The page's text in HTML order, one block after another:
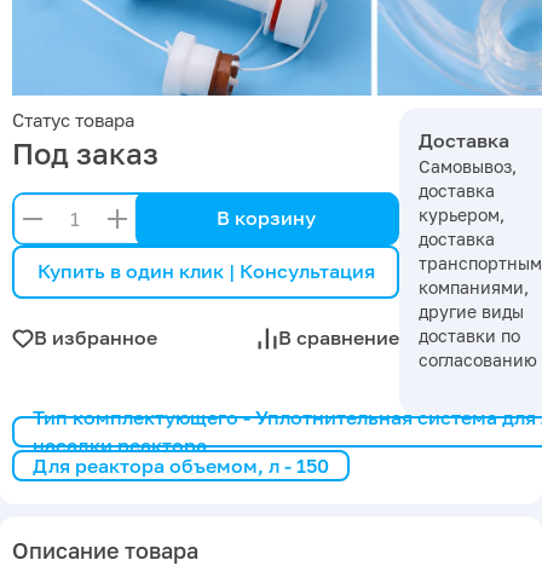
Статус товара
Под заказ
В корзину
Купить в один клик | Консультация
В избранное В сравнение
Доставка
Самовывоз,
доставка
курьером,
доставка
компаниями,
другие виды
доставки по
согласованию
Тип комплектующего - Уплотнительная система для
насадки реактора
Для реактора объемом, л - 150
Описание товара